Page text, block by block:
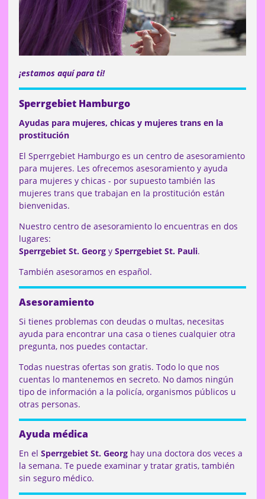
¡estamos aquí para ti!
Sperrgebiet Hamburgo
Ayudas para mujeres, chicas y mujeres trans en la
prostitución
El Sperrgebiet Hamburgo es un centro de asesoramiento
para mujeres. Les ofrecemos asesoramiento y ayuda
para mujeres y chicas - por supuesto también las
mujeres trans que trabajan en la prostitución están
bienvenidas.
Nuestro centro de asesoramiento lo encuentras en dos
lugares:
Sperrgebiet St. Georg y Sperrgebiet St. Pauli.
También asesoramos en español.
Asesoramiento
Si tienes problemas con deudas o multas, necesitas
ayuda para encontrar una casa o tienes cualquier otra
pregunta, nos puedes contactar.
Todas nuestras ofertas son gratis. Todo lo que nos
cuentas lo mantenemos en secreto. No damos ningún
tipo de información a la policía, organismos públicos u
otras personas.
Ayuda médica
En el Sperrgebiet St. Georg hay una doctora dos veces a
la semana. Te puede examinar y tratar gratis, también
sin seguro médico.